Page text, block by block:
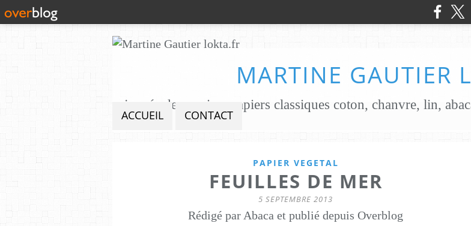
MARTINE GAUTIER
ACCUEIL CONTACT
PAPIER VEGETAL
FEUILLES DE MER
5 SEPTEMBRE 2013
Rédigé par Abaca et publié depuis Overblog